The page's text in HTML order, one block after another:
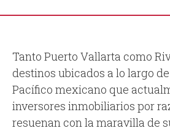
Tanto Puerto Vallarta como
destinos ubicados a lo largo
Pacífico mexicano que
inversores inmobiliarios por
resuenan con la maravilla de